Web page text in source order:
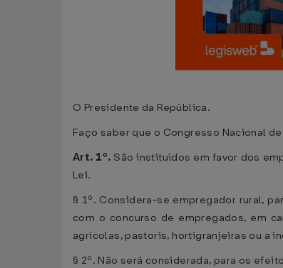
O Presidente da República.
Faço saber que o Congresso Nacional
Art. 1º. São instituídos em favor dos
Lei.
§ 1º. Considera-se empregador rural,
com o concurso de empregados, em
agrícolas, pastoris, hortigranjeiras ou a
§ 2º. Não será considerada, para os